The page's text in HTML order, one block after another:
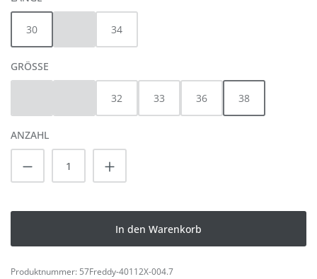
30
(Diese Option ist zurzeit nicht verfügbar.)
34
GRÖSSE
(Diese Option ist zurzeit nicht verfügbar.)
(Diese Option ist zurzeit nicht verfügbar.)
32 33 36 38
ANZAHL
Produkt Anzahl: Gib den gewünschten
In den Warenkorb
Produktnummer: 57Freddy-40112X-004.7